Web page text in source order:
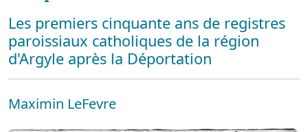
Les premiers cinquante ans de registres
paroissiaux catholiques de la région
d'Argyle après la Déportation
Maximin LeFevre